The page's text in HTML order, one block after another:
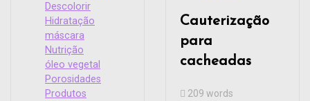
Descolorir
Hidratação
máscara
Nutrição
óleo vegetal
Porosidades
Produtos
Cauterização
para
cacheadas
209 words